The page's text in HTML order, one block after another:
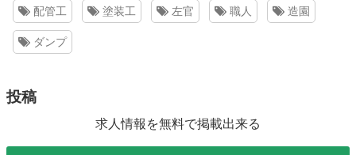
配管工 塗装工 左官 職人 造園
ダンプ
投稿
求人情報を無料で掲載出来る